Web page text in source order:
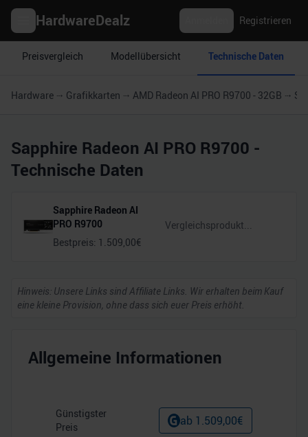
HardwareDealz Registrieren
Preisvergleich Modellübersicht Technische Daten
Hardware Grafikkarten AMD Radeon AI PRO R9700 - 32GB
Sapphire Radeon AI PRO R9700 -
Technische Daten
Sapphire Radeon AI
PRO R9700
Bestpreis: 1.509,00€
Hinweis: Unsere Links sind Affiliate Links. Wir erhalten beim Kauf
eine kleine Provision, ohne dass sich euer Preis erhöht.
Allgemeine Informationen
Günstigster
Preis
ab 1.509,00€